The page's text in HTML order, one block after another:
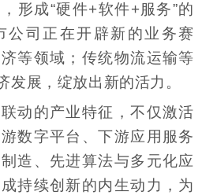
形成“硬件+软件+服务”的
公司正在开辟新的业务赛
等领域；传统物流运输等
发展，绽放出新的活力。
动的产业特征，不仅激活
数字平台、下游应用服务
造、先进算法与多元化应
持续创新的内生动力，为